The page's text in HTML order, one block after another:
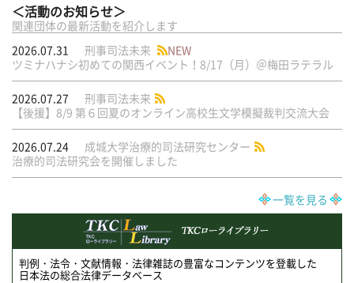
＜活動のお知らせ＞
関連団体の最新活動を紹介します
2026.07.31
刑事司法未来
NEW
ツミナハナシ初めての関西イベント！8/17（月）＠梅田ラテラル
2026.07.27
刑事司法未来
【後援】8/9 第６回夏のオンライン高校生文学模擬裁判交流大会
2026.07.24
成城大学治療的司法研究センター
治療的司法研究会を開催しました
一覧を見る
判例・法令・文献情報・法律雑誌の豊富なコンテンツを登載した
日本法の総合法律データベース